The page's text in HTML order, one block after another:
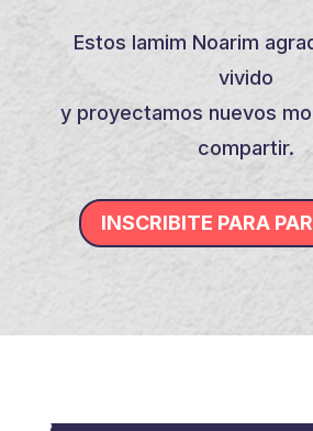
Estos Iamim Noarim
vivido
y proyectamos nuevos
compartir.
INSCRIBITE PARA